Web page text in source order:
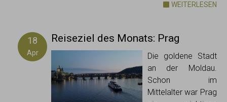
WEITERLESEN
18
Apr
Reiseziel des Monats: Prag
Die goldene Stadt
an der Moldau.
Schon im
Mittelalter war Prag